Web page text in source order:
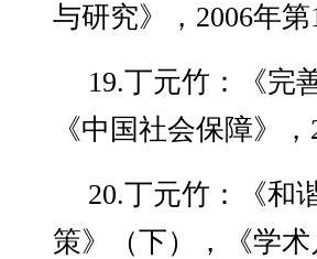
与研究》，2006年第
19.丁元竹：《完
《中国社会保障》
20.丁元竹：《和
策》（下），《学